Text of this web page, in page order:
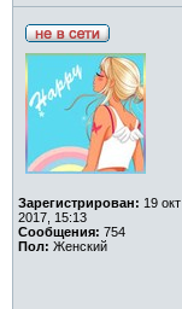
Зарегистрирован: 19 окт
2017, 15:13
Сообщения: 754
Пол: Женский